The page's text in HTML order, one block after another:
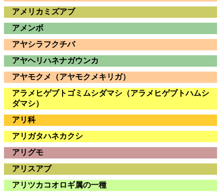
アメリカミズアブ
アメンボ
アヤシラフクチバ
アヤヘリハネナガウンカ
アヤモクメ（アヤモクメキリガ）
アラメヒゲブトゴミムシダマシ（アラメヒゲブトハムシ
ダマシ）
アリ科
アリガタハネカクシ
アリグモ
アリスアブ
アリツカコオロギ属の一種